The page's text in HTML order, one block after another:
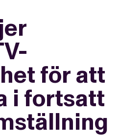
för att
i fortsatt